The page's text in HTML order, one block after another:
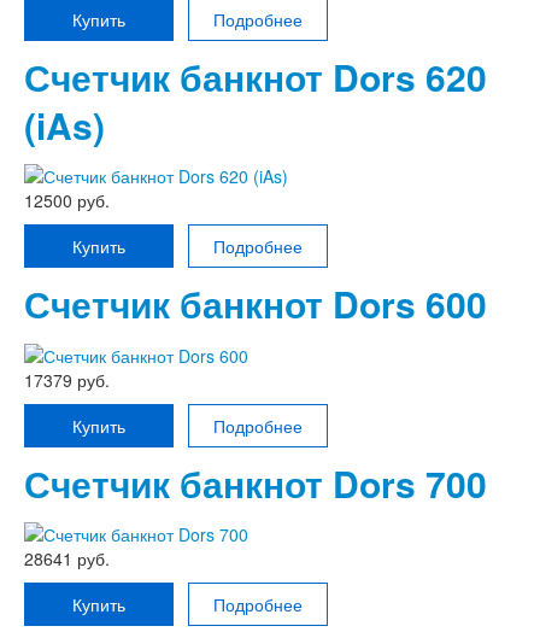
Купить
Подробнее
Счетчик банкнот Dors 620
(iAs)
12500 руб.
Купить
Подробнее
Счетчик банкнот Dors 600
17379 руб.
Купить
Подробнее
Счетчик банкнот Dors 700
28641 руб.
Купить
Подробнее